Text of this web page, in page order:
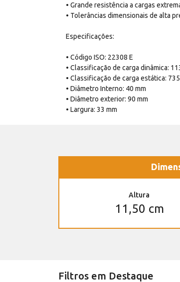
• Grande resistência a cargas
• Tolerâncias dimensionais de alta
Especificações:
• Código ISO: 22308 E
• Classificação de carga dinâmica:
• Classificação de carga estática:
• Diâmetro Interno: 40 mm
• Diâmetro exterior: 90 mm
• Largura: 33 mm
Altura
11,50 cm
Filtros em Destaque